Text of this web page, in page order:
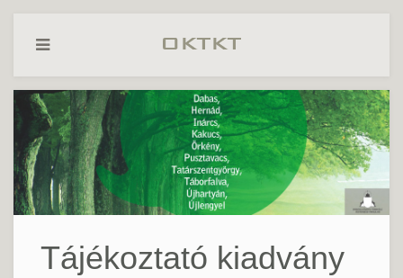
Tájékoztató kiadvány